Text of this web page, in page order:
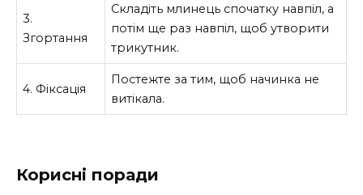
3.
Згортання
Складіть млинець спочатку навпіл, а
потім ще раз навпіл, щоб утворити
трикутник.
4. Фіксація
Постежте за тим, щоб начинка не
витікала.
Корисні поради